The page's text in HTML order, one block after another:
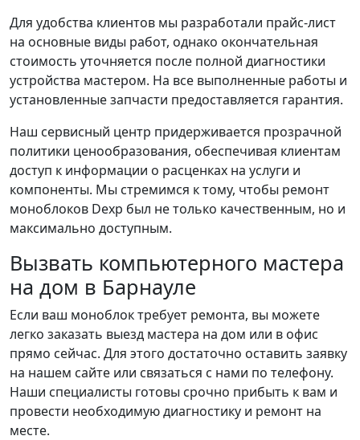
Для удобства клиентов мы разработали прайс-лист
на основные виды работ, однако окончательная
стоимость уточняется после полной диагностики
устройства мастером. На все выполненные работы и
установленные запчасти предоставляется гарантия.
Наш сервисный центр придерживается прозрачной
политики ценообразования, обеспечивая клиентам
доступ к информации о расценках на услуги и
компоненты. Мы стремимся к тому, чтобы ремонт
моноблоков Dexp был не только качественным, но и
максимально доступным.
Вызвать компьютерного мастера
на дом в Барнауле
Если ваш моноблок требует ремонта, вы можете
легко заказать выезд мастера на дом или в офис
прямо сейчас. Для этого достаточно оставить заявку
на нашем сайте или связаться с нами по телефону.
Наши специалисты готовы срочно прибыть к вам и
провести необходимую диагностику и ремонт на
месте.